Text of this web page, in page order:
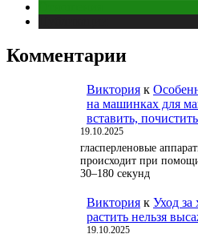
Комментарии
Виктория к
на машинках для
вставить,
19.10.2025
гласперленовые
происходит при
30–180 секунд
Виктория к Уход за
растить нельзя
19.10.2025